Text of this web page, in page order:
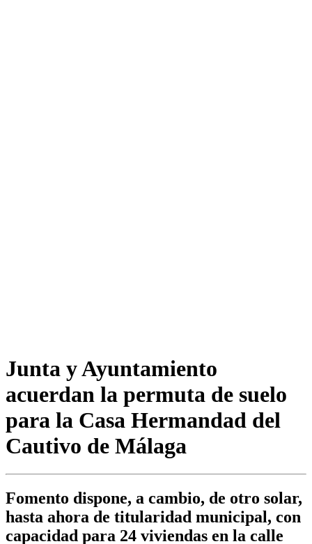
Junta y Ayuntamiento
acuerdan la permuta de suelo
para la Casa Hermandad del
Cautivo de Málaga
Fomento dispone, a cambio, de otro solar,
hasta ahora de titularidad municipal, con
capacidad para 24 viviendas en la calle